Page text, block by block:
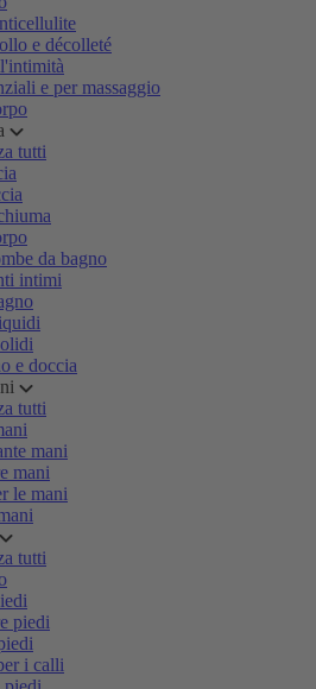
e décolleté
e per massaggio
tutti
da bagno
intimi
e doccia
tutti
mani
mani
le mani
tutti
piedi
i calli